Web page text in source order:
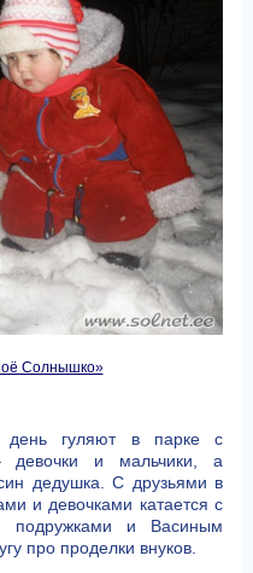
Солнышко»
гуляют в парке с
девочки и мальчики, а
дедушка. С друзьями в
и девочками катается с
подружками и Васиным
про проделки внуков.